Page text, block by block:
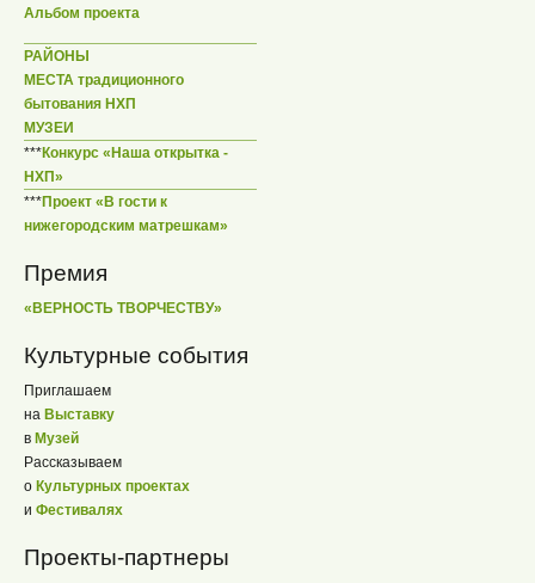
Альбом проекта
РАЙОНЫ
МЕСТА традиционного
бытования НХП
МУЗЕИ
***Конкурс «Наша открытка -
НХП»
***Проект «В гости к
нижегородским матрешкам»
Премия
«ВЕРНОСТЬ ТВОРЧЕСТВУ»
Культурные события
Приглашаем
на Выставку
в Музей
Рассказываем
о Культурных проектах
и Фестивалях
Проекты-партнеры